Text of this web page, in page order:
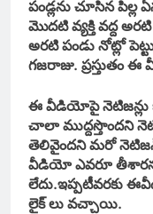
పండ్లను చూసిన
మొదటి వ్యక్తి వద్ద
అరటి పండు నోట్లో
గజరాజు. ప్రస్తుతం
ఈ వీడియోపై నెటిజన్లు
చాలా ముద్దస్తొందని
తెలివైందని మరో
వీడియో ఎవరూ
లేదు.ఇప్పటీవరకు
లైక్ లు వచ్చాయి.